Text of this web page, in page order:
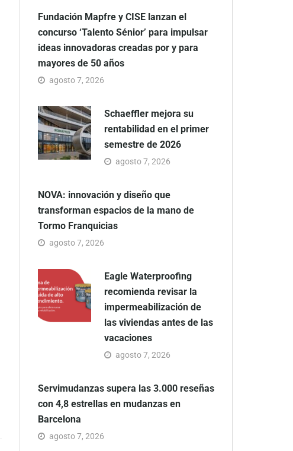
Fundación Mapfre y CISE lanzan el
concurso ‘Talento Sénior’ para impulsar
ideas innovadoras creadas por y para
mayores de 50 años
agosto 7, 2026
Schaeffler mejora su
rentabilidad en el primer
semestre de 2026
agosto 7, 2026
NOVA: innovación y diseño que
transforman espacios de la mano de
Tormo Franquicias
agosto 7, 2026
Eagle Waterproofing
recomienda revisar la
impermeabilización de
las viviendas antes de las
vacaciones
agosto 7, 2026
Servimudanzas supera las 3.000 reseñas
con 4,8 estrellas en mudanzas en
Barcelona
agosto 7, 2026